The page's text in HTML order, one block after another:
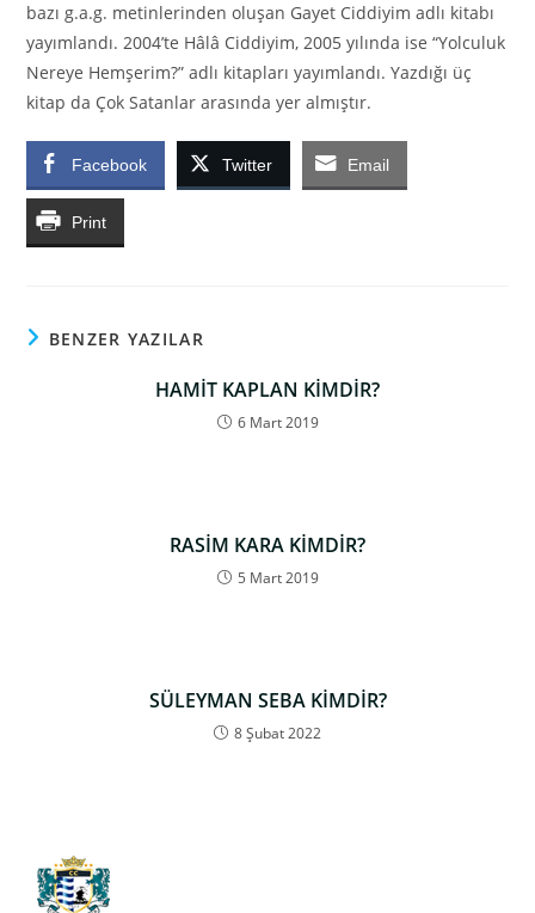
bazı g.a.g. metinlerinden oluşan Gayet Ciddiyim adlı kitabı
yayımlandı. 2004’te Hâlâ Ciddiyim, 2005 yılında ise “Yolculuk
Nereye Hemşerim?” adlı kitapları yayımlandı. Yazdığı üç
kitap da Çok Satanlar arasında yer almıştır.
Facebook Twitter Email
Print
BENZER YAZILAR
HAMİT KAPLAN KİMDİR?
6 Mart 2019
RASİM KARA KİMDİR?
5 Mart 2019
SÜLEYMAN SEBA KİMDİR?
8 Şubat 2022